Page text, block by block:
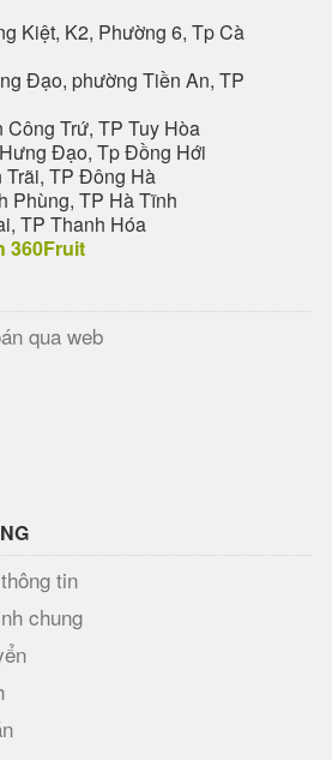
Kiệt, K2, Phường 6, Tp Cà
Đạo, phường Tiền An, TP
Công Trứ, TP Tuy Hòa
Đạo, Tp Đồng Hới
Trãi, TP Đông Hà
Phùng, TP Hà Tĩnh
TP Thanh Hóa
360Fruit
qua web
tin
chung